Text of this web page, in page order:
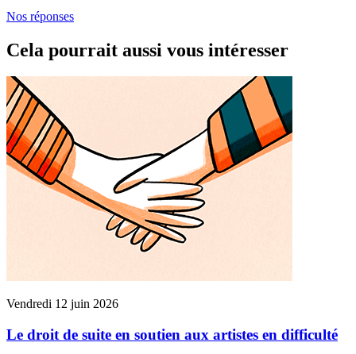
Nos réponses
Cela pourrait aussi vous intéresser
Vendredi 12 juin 2026
Le droit de suite en soutien aux artistes en difficulté